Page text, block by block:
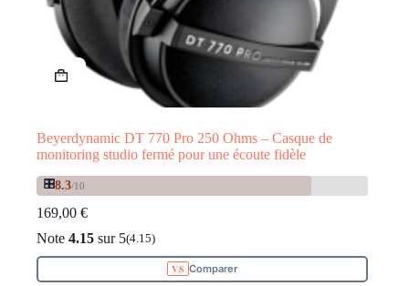
Beyerdynamic DT 770 Pro 250 Ohms – Casque de
monitoring studio fermé pour une écoute fidèle
🎛️8.3/10
169,00 €
Note 4.15 sur 5(4.15)
Comparer